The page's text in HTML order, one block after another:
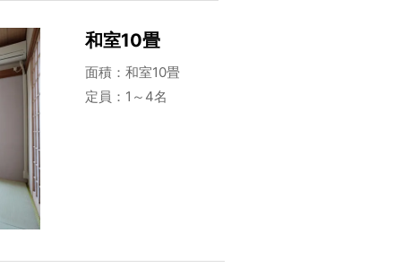
和室10畳
面積：和室10畳
定員：1～4名